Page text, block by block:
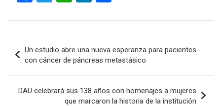
ce
o
o
k
tt
er
at
A
p
p
ke
n
m
ar
tir
de
entradas
Un estudio abre una nueva esperanza para pacientes
con cáncer de páncreas metastásico
DAU celebrará sus 138 años con homenajes a mujeres
que marcaron la historia de la institución